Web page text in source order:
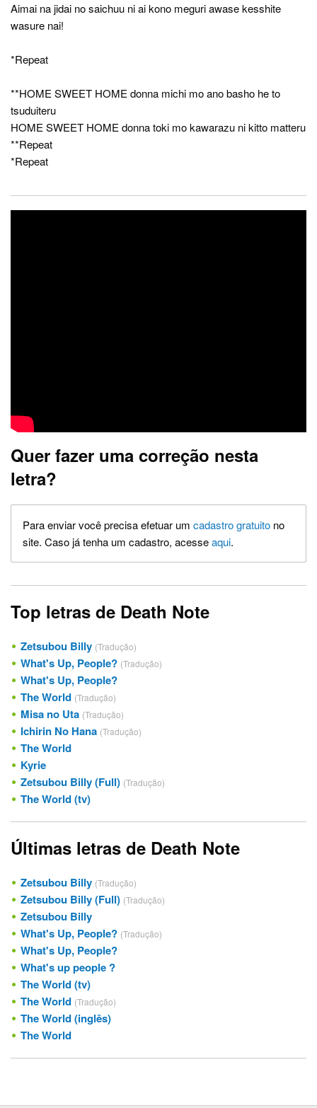
Aimai na jidai no saichuu ni ai kono meguri awase kesshite
wasure nai!
*Repeat
**HOME SWEET HOME donna michi mo ano basho he to
tsuduiteru
HOME SWEET HOME donna toki mo kawarazu ni kitto matteru
**Repeat
*Repeat
Quer fazer uma correção nesta
letra?
Para enviar você precisa efetuar um cadastro gratuito no
site. Caso já tenha um cadastro, acesseaqui.
Top letras de Death Note
Zetsubou Billy (Tradução)
What's Up, People? (Tradução)
What's Up, People?
The World (Tradução)
Misa no Uta (Tradução)
Ichirin No Hana (Tradução)
The World
Kyrie
Zetsubou Billy (Full) (Tradução)
The World (tv)
Últimas letras de Death Note
Zetsubou Billy (Tradução)
Zetsubou Billy (Full) (Tradução)
Zetsubou Billy
What's Up, People? (Tradução)
What's Up, People?
What's up people ?
The World (tv)
The World (Tradução)
The World (inglês)
The World